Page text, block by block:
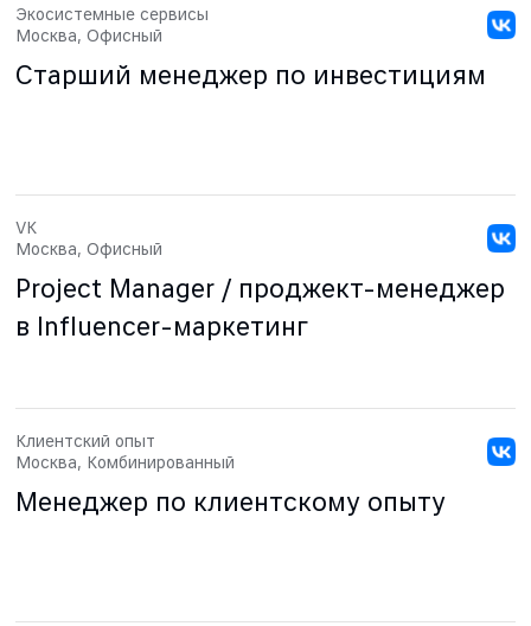
Старший менеджер по инвестициям
Экосистемные сервисы
Москва, Офисный
Project Manager / проджект-менеджер
в Influencer-маркетинг
VK
Москва, Офисный
Менеджер по клиентскому опыту
Клиентский опыт
Москва, Комбинированный